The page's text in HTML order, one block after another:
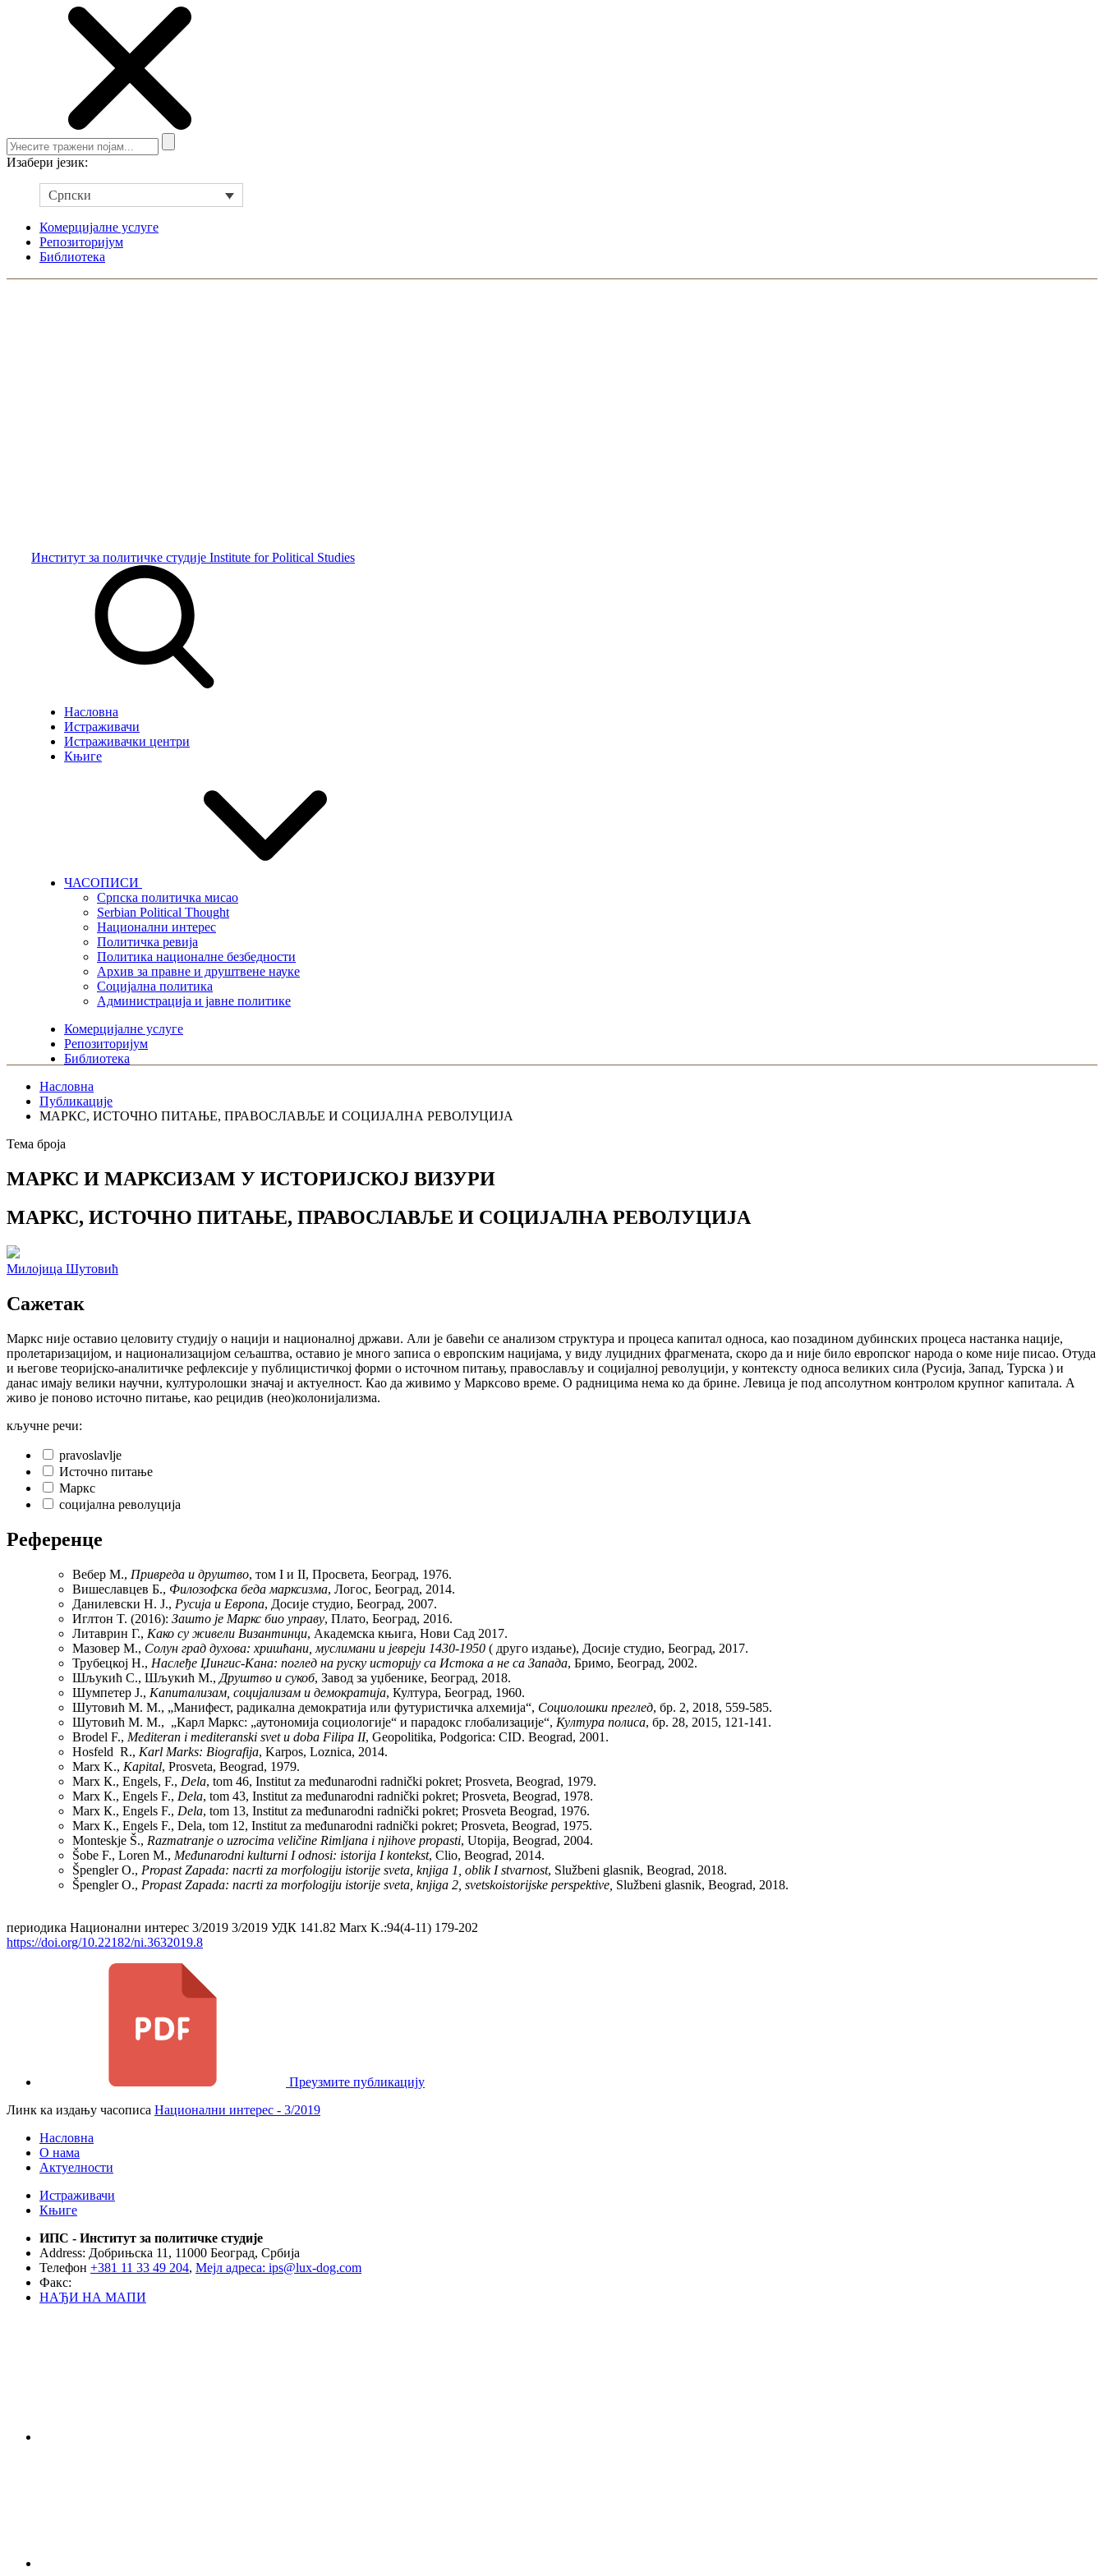
Изабери језик:
Српски
Комерцијалне услуге
Репозиторијум
Библиотека
Институт за политичке студије Institute for Political Studies
Насловна
Истраживачи
Истраживачки центри
Књиге
ЧАСОПИСИ
Српска политичка мисао
Serbian Political Thought
Национални интерес
Политичка ревија
Политика националне безбедности
Архив за правне и друштвене науке
Социјална политика
Администрација и јавне политике
Комерцијалне услуге
Репозиторијум
Библиотека
Насловна
Публикације
МАРКС, ИСТОЧНО ПИТАЊЕ, ПРАВОСЛАВЉЕ И СОЦИЈАЛНА РЕВОЛУЦИЈА
Тема броја
МАРКС И МАРКСИЗАМ У ИСТОРИЈСКОЈ ВИЗУРИ
МАРКС, ИСТОЧНО ПИТАЊЕ, ПРАВОСЛАВЉЕ И СОЦИЈАЛНА РЕВОЛУЦИЈА
Милојица Шутовић
Сажетак
Маркс није оставио целовиту студију о нацији и националној држави. Али је бавећи се анализом структура и процеса капитал односа, као позадином дубинских процеса настанка нације,
пролетаризацијом, и национализацијом сељаштва, оставио је много записа о европским нацијама, у виду луцидних фрагмената, скоро да и није било европског народа о коме није писао. Отуда
и његове теоријско-аналитичке рефлексије у публицистичкој форми о источном питању, православљу и социјалној револуцији, у контексту односа великих сила (Русија, Запад, Турска ) и
данас имају велики научни, културолошки значај и актуелност. Као да живимо у Марксово време. О радницима нема ко да брине. Левица је под апсолутном контролом крупног капитала. А
живо је поново источно питање, као рецидив (нео)колонијализма.
кључне речи:
pravoslavlje
Источно питање
Маркс
социјална револуција
Референце
Вебер М., Привреда и друштво, том I и II, Просвета, Београд, 1976.
Вишеславцев Б., Филозофска беда марксизма, Логос, Београд, 2014.
Данилевски Н. Ј., Русија и Европа, Досије студио, Београд, 2007.
Иглтон T. (2016): Зашто је Маркс био управу, Плато, Београд, 2016.
Литаврин Г., Како су живели Византинци, Академска књига, Нови Сад 2017.
Мазовер М., Солун град духова: хришћани, муслимани и јевреји 1430-1950 ( друго издање), Досије студио, Београд, 2017.
Трубецкој Н., Наслеђе Џингис-Кана: поглед на руску историју са Истока а не са Запада, Бримо, Београд, 2002.
Шљукић С., Шљукић М., Друштво и сукоб, Завод за уџбенике, Београд, 2018.
Шумпетер Ј., Капитализам, социјализам и демократија, Култура, Београд, 1960.
Шутовић М. М., „Манифест, радикална демократија или футуристичка алхемија“, Социолошки преглед, бр. 2, 2018, 559-585.
Шутовић М. М., „Карл Маркс: „аутономија социологије“ и парадокс глобализације“, Култура полиса, бр. 28, 2015, 121-141.
Brodel F., Mediteran i mediteranski svet u doba Filipa II, Geopolitika, Podgorica: CID. Beograd, 2001.
Hosfeld R., Karl Marks: Biografija, Karpos, Loznica, 2014.
Marx K., Kapital, Prosveta, Beograd, 1979.
Marx К., Engels, F., Dela, tom 46, Institut za međunarodni radnički pokret; Prosveta, Beograd, 1979.
Marx К., Engels F., Dela, tom 43, Institut za međunarodni radnički pokret; Prosveta, Beograd, 1978.
Marx К., Engels F., Dela, tom 13, Institut za međunarodni radnički pokret; Prosveta Beograd, 1976.
Marx К., Engels F., Dela, tom 12, Institut za međunarodni radnički pokret; Prosveta, Beograd, 1975.
Monteskje Š., Razmatranje o uzrocima veličine Rimljana i njihove propasti, Utopija, Beograd, 2004.
Šobe F., Loren M., Međunarodni kulturni I odnosi: istorija I kontekst, Clio, Beograd, 2014.
Špengler O., Propast Zapada: nacrti za morfologiju istorije sveta, knjiga 1, oblik I stvarnost, Službeni glasnik, Beograd, 2018.
Špengler O., Propast Zapada: nacrti za morfologiju istorije sveta, knjiga 2, svetskoistorijske perspektive, Službeni glasnik, Beograd, 2018.
периодика Национални интерес 3/2019 3/2019 УДК 141.82 Marx K.:94(4-11) 179-202
https://doi.org/10.22182/ni.3632019.8
Преузмите публикацију
Линк ка издању часописа Национални интерес - 3/2019
Насловна
О нама
Актуелности
Истраживачи
Књиге
ИПС - Институт за политичке студије
Address: Добрињска 11, 11000 Београд, Србија
Телефон +381 11 33 49 204, Мејл адреса: ips@lux-dog.com
Факс:
НАЂИ НА МАПИ